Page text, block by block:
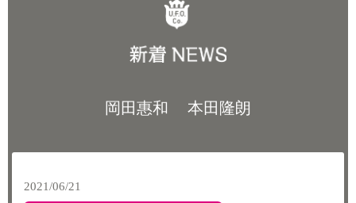
岡田惠和 本田隆朗
2021/06/21